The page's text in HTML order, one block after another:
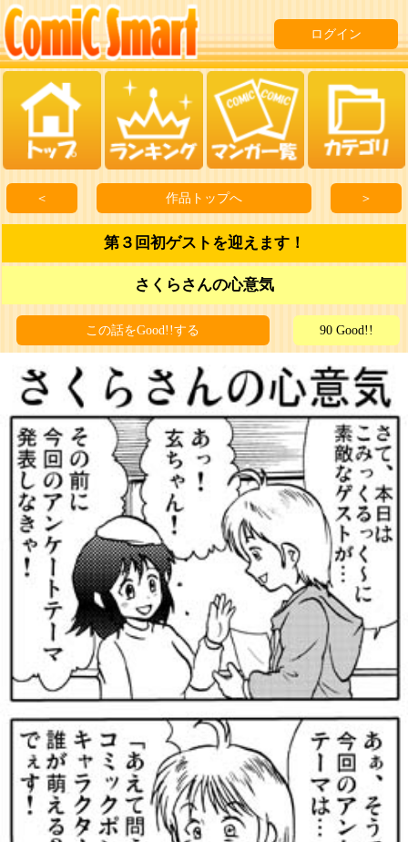
ログイン
＜ 作品トップへ ＞
第３回初ゲストを迎えます！
さくらさんの心意気
この話をGood!!する 90 Good!!